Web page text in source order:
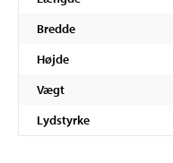
Bredde
Højde
Vægt
Lydstyrke